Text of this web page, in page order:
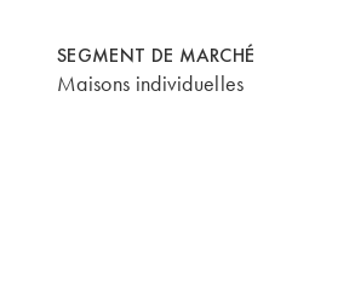
SEGMENT DE MARCHÉ
Maisons individuelles